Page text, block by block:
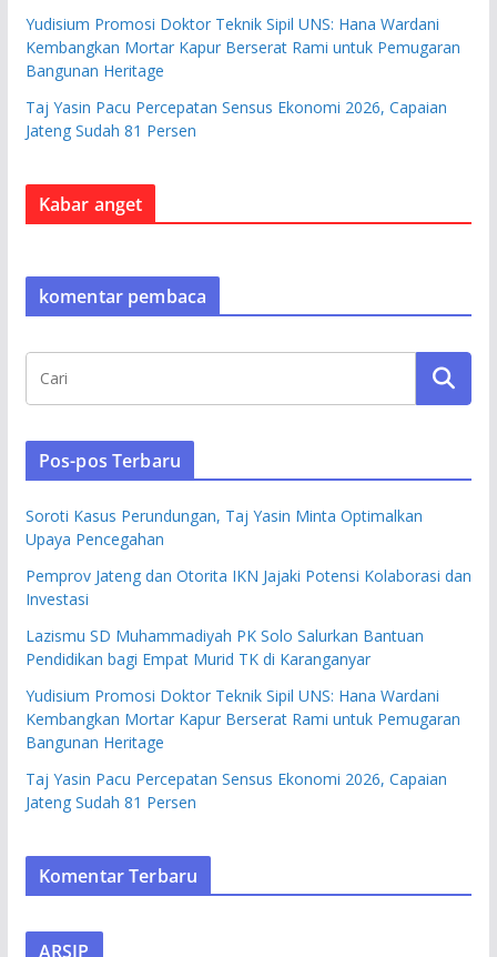
Yudisium Promosi Doktor Teknik Sipil UNS: Hana Wardani
Kembangkan Mortar Kapur Berserat Rami untuk Pemugaran
Bangunan Heritage
Taj Yasin Pacu Percepatan Sensus Ekonomi 2026, Capaian
Jateng Sudah 81 Persen
Kabar anget
komentar pembaca
Pos-pos Terbaru
Soroti Kasus Perundungan, Taj Yasin Minta Optimalkan
Upaya Pencegahan
Pemprov Jateng dan Otorita IKN Jajaki Potensi Kolaborasi dan
Investasi
Lazismu SD Muhammadiyah PK Solo Salurkan Bantuan
Pendidikan bagi Empat Murid TK di Karanganyar
Yudisium Promosi Doktor Teknik Sipil UNS: Hana Wardani
Kembangkan Mortar Kapur Berserat Rami untuk Pemugaran
Bangunan Heritage
Taj Yasin Pacu Percepatan Sensus Ekonomi 2026, Capaian
Jateng Sudah 81 Persen
Komentar Terbaru
ARSIP